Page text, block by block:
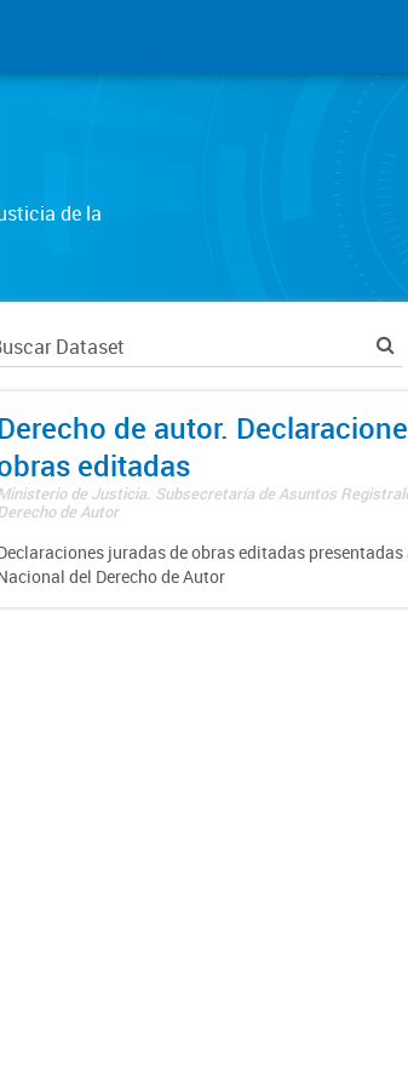
de la
de autor.
editadas
de Justicia. Subsecretaría de Asuntos
de Autor
juradas de obras editadas
del Derecho de Autor